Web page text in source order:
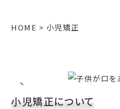
HOME 小児矯正
小児矯正について